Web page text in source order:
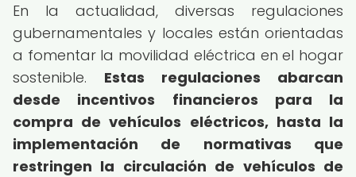
En la actualidad, diversas regulaciones
gubernamentales y locales están orientadas
a fomentar la movilidad eléctrica en el hogar
sostenible. Estas regulaciones abarcan
desde incentivos financieros para la
compra de vehículos eléctricos, hasta la
implementación de normativas que
restringen la circulación de vehículos de